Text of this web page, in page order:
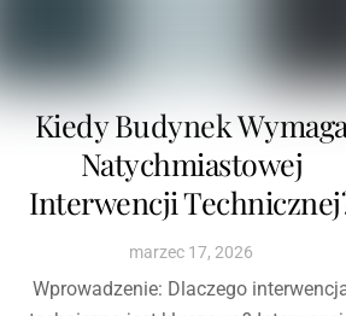
Kiedy Budynek
Natychmiastowej
Interwencji
marzec 17,2026
Wprowadzenie: Dlaczego